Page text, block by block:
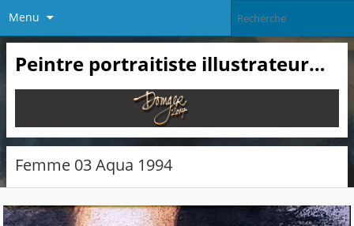
Menu
Peintre portraitiste illustrateur…
Femme 03 Aqua 1994